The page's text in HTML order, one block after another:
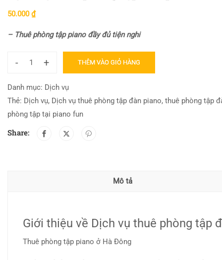
50.000₫
– Thuê phòng tập piano đầy đủ tiện nghi
- + THÊM VÀO GIỎ HÀNG
Danh mục: Dịch vụ
Thẻ: Dịch vụ, Dịch vụ thuê phòng tập đàn piano, thuê phòng tập
phòng tập tại piano fun
Share:
Mô tả
Giới thiệu về Dịch vụ thuê phòng tập
Thuê phòng tập piano ở Hà Đông